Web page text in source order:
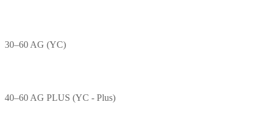
30–60 AG (YC)
40–60 AG PLUS (YC - Plus)